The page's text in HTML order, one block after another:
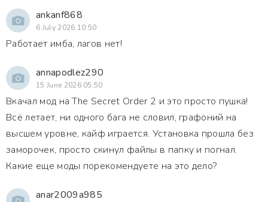
ankanf868
6 July 2026 10:50
Работает имба, лагов нет!
annapodlez290
15 June 2026 05:50
Вкачал мод на The Secret Order 2 и это просто пушка!
Всё летает, ни одного бага не словил, графоний на
высшем уровне, кайф играется. Установка прошла без
заморочек, просто скинул файлы в папку и погнал.
Какие еще моды порекомендуете на это дело?
anar2009a985